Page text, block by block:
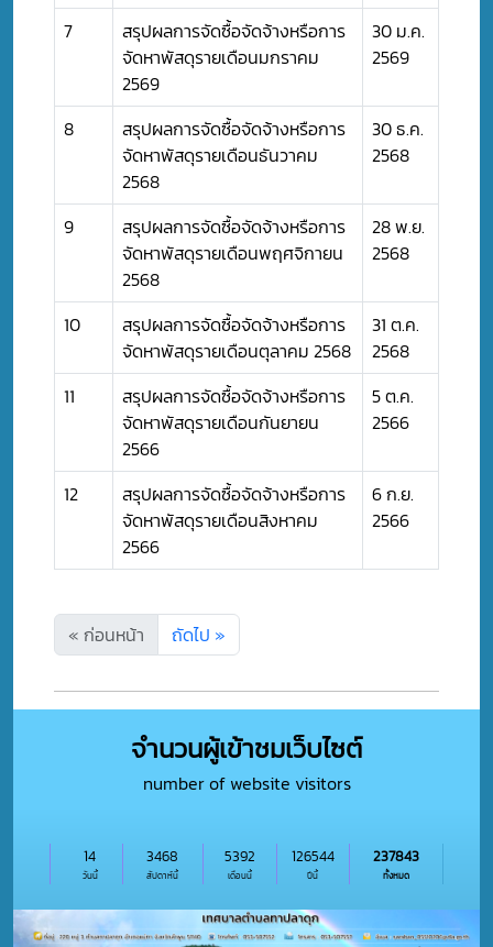
7
สรุปผลการจัดซื้อจัดจ้างหรือการ
จัดหาพัสดุรายเดือนมกราคม
2569
30 ม.ค.
2569
8
สรุปผลการจัดซื้อจัดจ้างหรือการ
จัดหาพัสดุรายเดือนธันวาคม
2568
30 ธ.ค.
2568
9
สรุปผลการจัดซื้อจัดจ้างหรือการ
จัดหาพัสดุรายเดือนพฤศจิกายน
2568
28 พ.ย.
2568
10
สรุปผลการจัดซื้อจัดจ้างหรือการ
จัดหาพัสดุรายเดือนตุลาคม 2568
31 ต.ค.
2568
11
สรุปผลการจัดซื้อจัดจ้างหรือการ
จัดหาพัสดุรายเดือนกันยายน
2566
5 ต.ค.
2566
12
สรุปผลการจัดซื้อจัดจ้างหรือการ
จัดหาพัสดุรายเดือนสิงหาคม
2566
6 ก.ย.
2566
« ก่อนหน้า ถัดไป »
จำนวนผู้เข้าชมเว็บไซต์
number of website visitors
วันนี้
14
สัปดาห์นี้
3468
เดือนนี้
5392
ปีนี้
126544
ทั้งหมด
237843